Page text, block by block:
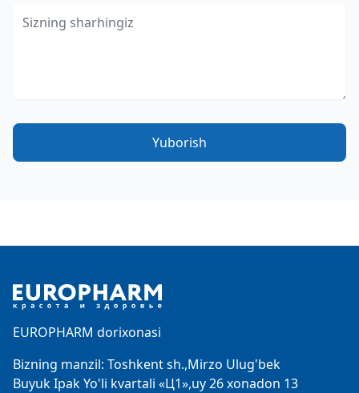
Yuborish
EUROPHARM dorixonasi
Bizning manzil: Toshkent sh.,Mirzo Ulug'bek
Buyuk Ipak Yo'li kvartali «Ц1»,uy 26 xonadon 13